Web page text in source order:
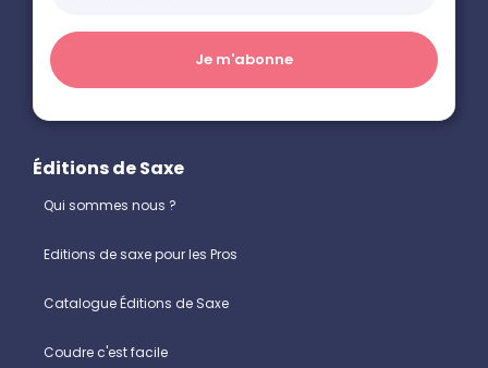
Éditions de Saxe
Qui sommes nous ?
Editions de saxe pour les Pros
Catalogue Éditions de Saxe
Coudre c'est facile